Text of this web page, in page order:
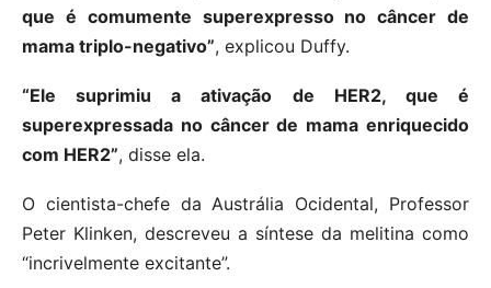
que é comumente superexpresso no câncer de
mama triplo-negativo”, explicou Duffy.
“Ele suprimiu a ativação de HER2, que é
superexpressada no câncer de mama enriquecido
com HER2”, disse ela.
O cientista-chefe da Austrália Ocidental, Professor
Peter Klinken, descreveu a síntese da melitina como
“incrivelmente excitante”.